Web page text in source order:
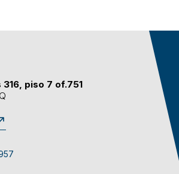
piso 7 of.751